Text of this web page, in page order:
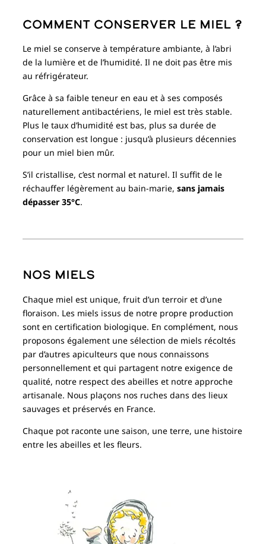
Comment conserver le miel ?
Le miel se conserve à température ambiante, à l’abri
de la lumière et de l’humidité. Il ne doit pas être mis
au réfrigérateur.
Grâce à sa faible teneur en eau et à ses composés
naturellement antibactériens, le miel est très stable.
Plus le taux d’humidité est bas, plus sa durée de
conservation est longue : jusqu’à plusieurs décennies
pour un miel bien mûr.
S’il cristallise, c’est normal et naturel. Il suffit de le
réchauffer légèrement au bain-marie, sans jamais
dépasser 35°C.
Nos miels
Chaque miel est unique, fruit d’un terroir et d’une
floraison. Les miels issus de notre propre production
sont en certification biologique. En complément, nous
proposons également une sélection de miels récoltés
par d’autres apiculteurs que nous connaissons
personnellement et qui partagent notre exigence de
qualité, notre respect des abeilles et notre approche
artisanale. Nous plaçons nos ruches dans des lieux
sauvages et préservés en France.
Chaque pot raconte une saison, une terre, une histoire
entre les abeilles et les fleurs.